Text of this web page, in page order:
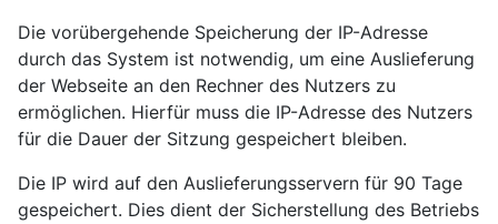
Die vorübergehende Speicherung der IP-Adresse
durch das System ist notwendig, um eine Auslieferung
der Webseite an den Rechner des Nutzers zu
ermöglichen. Hierfür muss die IP-Adresse des Nutzers
für die Dauer der Sitzung gespeichert bleiben.
Die IP wird auf den Auslieferungsservern für 90 Tage
gespeichert. Dies dient der Sicherstellung des Betriebs